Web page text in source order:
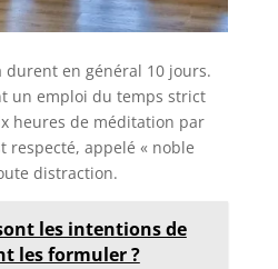
durent en général 10 jours.
un emploi du temps strict
heures de méditation par
respecté, appelé « noble
distraction.
les intentions de
les formuler ?